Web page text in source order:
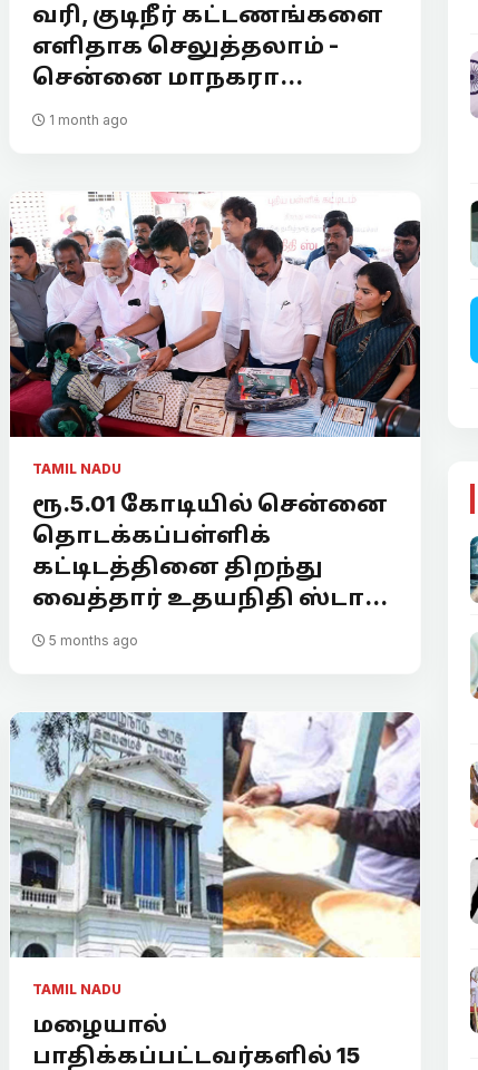
வரி, குடிநீர் கட்டணங்களை
எளிதாக செலுத்தலாம் -
சென்னை மாநகரா...
1 month ago
TAMIL NADU
ரூ.5.01 கோடியில் சென்னை
தொடக்கப்பள்ளிக்
கட்டிடத்தினை திறந்து
வைத்தார் உதயநிதி ஸ்டா...
5 months ago
TAMIL NADU
மழையால்
பாதிக்கப்பட்டவர்களில் 15